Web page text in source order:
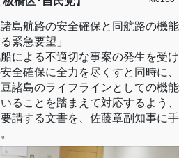
諸島航路の安全確保と同航路の機
緊急要望」
による不適切な事案の発生を受け
全確保に全力を尽くすと同時に
諸島のライフラインとしての機
ることを踏まえて対応するよう
請する文書を、佐藤章副知事に